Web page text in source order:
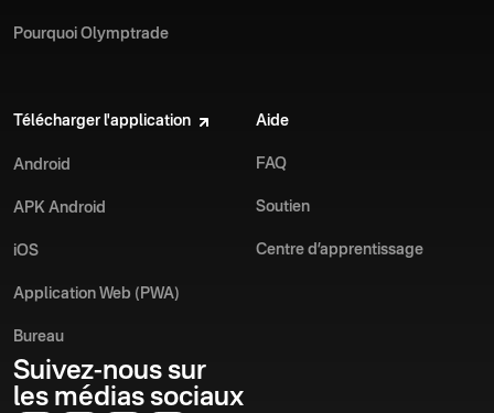
Pourquoi Olymptrade
Télécharger l'application
Android
APK Android
iOS
Application Web (PWA)
Bureau
Aide
FAQ
Soutien
Centre d’apprentissage
Suivez-nous sur
les médias sociaux